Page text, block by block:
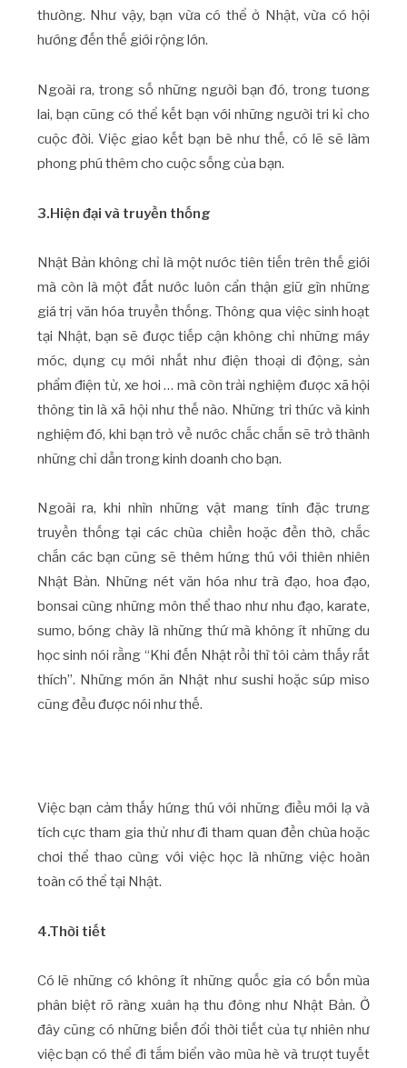
thường. Như vậy, bạn vừa có thể ở Nhật, vừa có hội
hướng đến thế giới rộng lớn.
Ngoài ra, trong số những người bạn đó, trong tương
lai, bạn cũng có thể kết bạn với những người tri kỉ cho
cuộc đời. Việc giao kết bạn bè như thế, có lẽ sẽ làm
phong phú thêm cho cuộc sống của bạn.
3.Hiện đại và truyền thống
Nhật Bản không chỉ là một nước tiên tiến trên thế giới
mà còn là một đất nước luôn cẩn thận giữ gìn những
giá trị văn hóa truyền thống. Thông qua việc sinh hoạt
tại Nhật, bạn sẽ được tiếp cận không chỉ những máy
móc, dụng cụ mới nhất như điện thoại di động, sản
phẩm điện tử, xe hơi … mà còn trải nghiệm được xã hội
thông tin là xã hội như thế nào. Những tri thức và kinh
nghiệm đó, khi bạn trở về nước chắc chắn sẽ trở thành
những chỉ dẫn trong kinh doanh cho bạn.
Ngoài ra, khi nhìn những vật mang tính đặc trưng
truyền thống tại các chùa chiền hoặc đền thờ, chắc
chắn các bạn cũng sẽ thêm hứng thú với thiên nhiên
Nhật Bản. Những nét văn hóa như trà đạo, hoa đạo,
bonsai cùng những môn thể thao như nhu đạo, karate,
sumo, bóng chày là những thứ mà không ít những du
học sinh nói rằng “Khi đến Nhật rồi thì tôi cảm thấy rất
thích”. Những món ăn Nhật như sushi hoặc súp miso
cũng đều được nói như thế.
Việc bạn cảm thấy hứng thú với những điều mới lạ và
tích cực tham gia thử như đi tham quan đền chùa hoặc
chơi thể thao cùng với việc học là những việc hoàn
toàn có thể tại Nhật.
4.Thời tiết
Có lẽ những có không ít những quốc gia có bốn mùa
phân biệt rõ ràng xuân hạ thu đông như Nhật Bản. Ở
đây cũng có những biến đổi thời tiết của tự nhiên như
việc bạn có thể đi tắm biển vào mùa hè và trượt tuyết